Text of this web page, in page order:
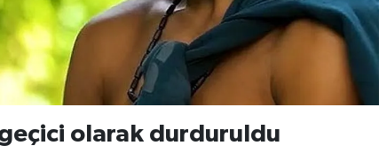
geçici olarak durduruldu